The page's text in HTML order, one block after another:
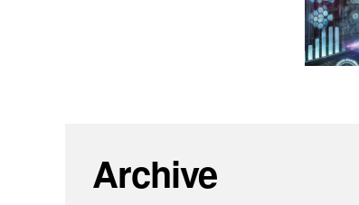
Archive